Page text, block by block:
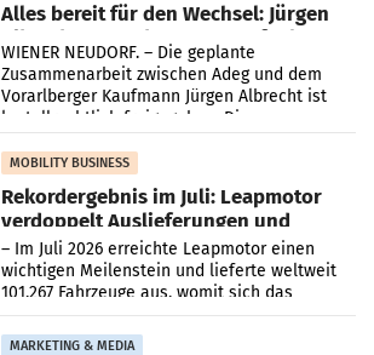
Alles bereit für den Wechsel: Jürgen
Albrecht setzt ab 1.1.2027 auf Adeg
WIENER NEUDORF. – Die geplante
Zusammenarbeit zwischen Adeg und dem
Vorarlberger Kaufmann Jürgen Albrecht ist
kartellrechtlich freigegeben: Die
Bundeswettbewerbsbehörde und der
Bundeskartellanwalt
MOBILITY BUSINESS
Rekordergebnis im Juli: Leapmotor
verdoppelt Auslieferungen und
überschreitet die 100.000er-Marke
– Im Juli 2026 erreichte Leapmotor einen
wichtigen Meilenstein und lieferte weltweit
101.267 Fahrzeuge aus, womit sich das
Ergebnis gegenüber Juli 2025 mehr als
verdoppelte (+102
MARKETING & MEDIA